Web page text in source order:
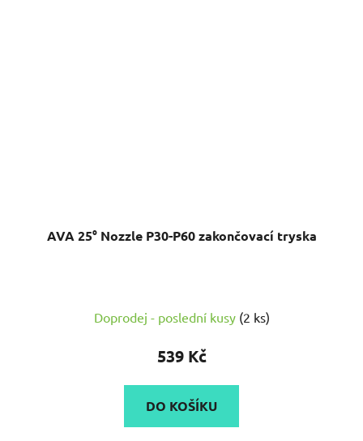
AVA 25° Nozzle P30-P60 zakončovací tryska
Doprodej - poslední kusy (2 ks)
539 Kč
DO KOŠÍKU